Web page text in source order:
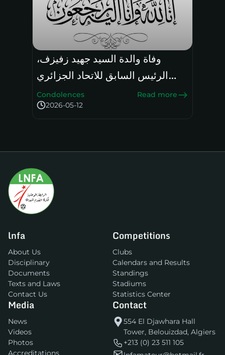
وفاة والدة السيد جهيد زفيزف،
الرئيس السابق للاتحاد الجزائري
لكرة القدم: تعازي رئيس الرابطة
الوطنية
2026-05-12
Condolences Read more
lnfa
About Us
Disciplinary
Documents
Texts and Laws
Contact Us
Competitions
Clubs
Calendars and Results
Standings
Stadiums
Statistics Center
Media
News
Videos
Photos
Accreditations
Contact
554 El Djawhara Hall
Tower, Belouizdad, Algiers
+213 (0) 23 511 105